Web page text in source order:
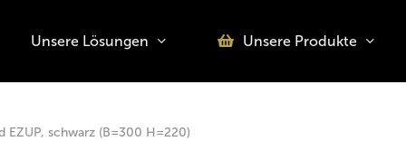
Unsere Lösungen Unsere Produkte
EZUP, schwarz (B=300 H=220)